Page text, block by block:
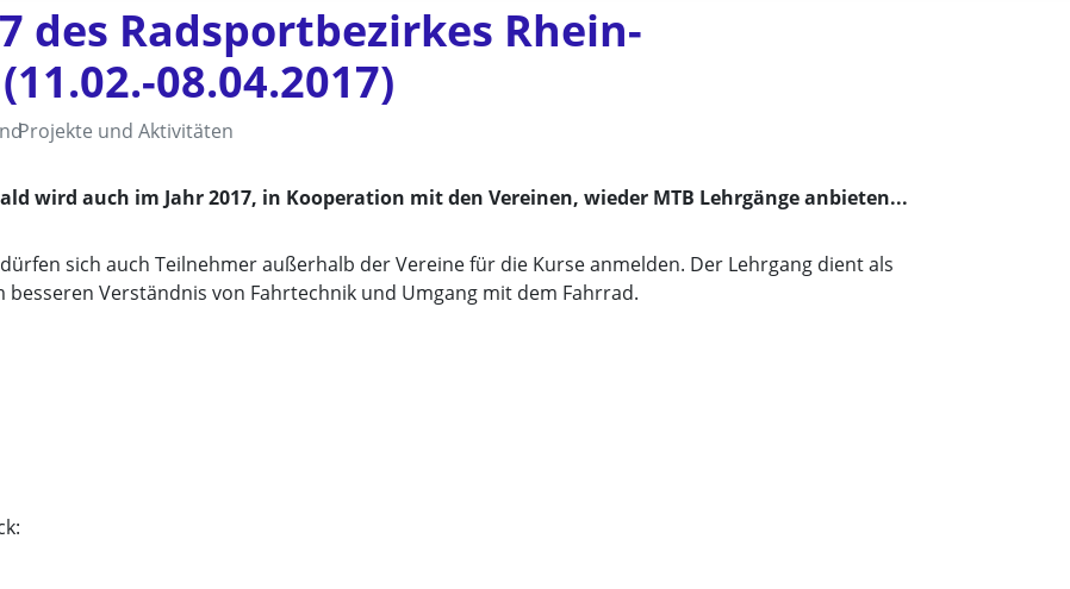
des Radsportbezirkes Rhein-
08.04.2017)
Projekte und Aktivitäten
wird auch im Jahr 2017, in Kooperation mit den Vereinen, wieder MTB Lehrgänge anbieten...
sich auch Teilnehmer außerhalb der Vereine für die Kurse anmelden. Der Lehrgang dient als
Verständnis von Fahrtechnik und Umgang mit dem Fahrrad.